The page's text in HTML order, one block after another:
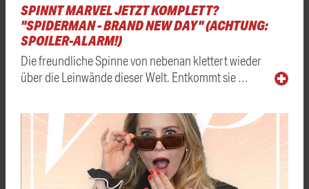
SPINNT MARVEL JETZT KOMPLETT?
"SPIDERMAN - BRAND NEW DAY" (ACHTUNG:
SPOILER-ALARM!)
Die freundliche Spinne von nebenan klettert wieder
über die Leinwände dieser Welt. Entkommt sie …